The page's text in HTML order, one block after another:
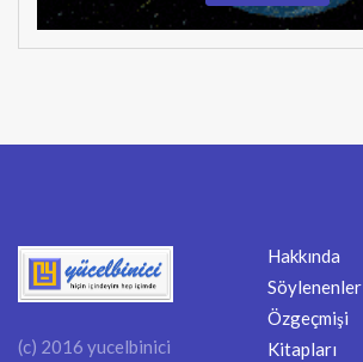
(c) 2016 yucelbinici
Hakkında
Söylenenler
Özgeçmişi
Kitapları